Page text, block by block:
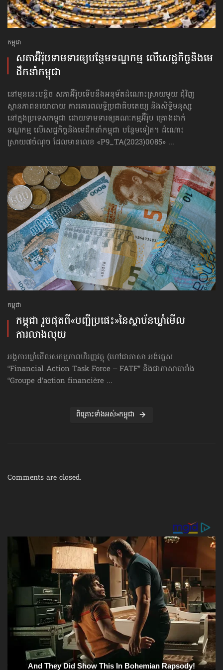
កម្ពុជា
សភាអ៊ឺរ៉ុបទាមទារ​ឲ្យបន្ថែម​ទណ្ឌកម្ម លើសេដ្ឋកិច្ច​និងមេ
ដឹកនាំកម្ពុជា
នៅមុននេះបន្តិច សភាអ៊ឺរ៉ុបទើបនឹងអនុម័តដំណោះស្រាយមួយ ជុំវិញ
ស្ថានភាពនយោបាយ ការគោរព​លទ្ធិ​ប្រជាធិបតេយ្យ និងសិទ្ធិមនុស្ស
នៅក្នុងប្រទេសកម្ពុជា ដោយទាមទារឲ្យគណៈកម្មអ៊ឺរ៉ុប គ្រោងដាក់​
ទណ្ឌកម្ម លើសេដ្ឋកិច្ច​និងមេដឹកនាំកម្ពុជា បន្ថែមទៀត។ ដំណោះ
ស្រាយ៧ចំណុច ដែលមានលេខ «P9_TA(2023)0085» ...
កម្ពុជា
កម្ពុជា រួចផុតពី«បញ្ជីប្រផេះ»​នៃស្ថាប័ន​ឃ្លាំមើល​
ការលាងលុយ
អង្គការឃ្លាំមើលសកម្មភាពហិរញ្ញវត្ថុ (ហៅ​ជា​ភាសា អង់គ្លេស
“Financial Action Task Force – FATF” និងជាភាសាបារាំង
“Groupe d’action financière ...
ពិគ្រោះទាំងអស់»កម្ពុជា
Comments are closed.